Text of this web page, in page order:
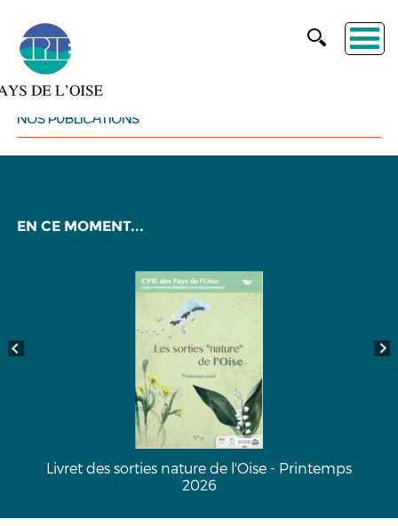
NOS PUBLICATIONS
EN CE MOMENT...
Livret des sorties nature de l'Oise - Printemps
2026